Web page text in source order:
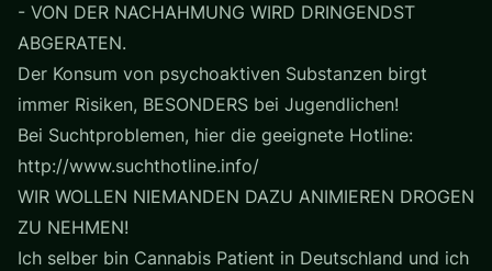
- VON DER NACHAHMUNG WIRD DRINGENDST
ABGERATEN.
Der Konsum von psychoaktiven Substanzen birgt
immer Risiken, BESONDERS bei Jugendlichen!
Bei Suchtproblemen, hier die geeignete Hotline:
http://www.suchthotline.info/
WIR WOLLEN NIEMANDEN DAZU ANIMIEREN DROGEN
ZU NEHMEN!
Ich selber bin Cannabis Patient in Deutschland und ich